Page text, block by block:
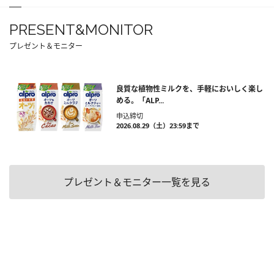
PRESENT&MONITOR
プレゼント＆モニター
良質な植物性ミルクを、手軽においしく楽し
める。「ALP...
申込締切
2026.08.29（土）23:59まで
プレゼント＆モニター一覧を見る